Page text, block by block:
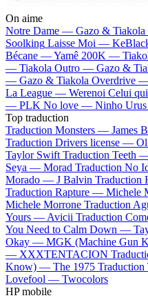
On aime
Notre Dame — Gazo & Tiakola
Soolking Laisse Moi —
Bécane —Yamê 200K —
— Tiakola Outro — Gazo &
— Gazo & Tiakola Overdrive
La League — Werenoi Celui
— PLK No love — Ninho
Top traduction
Traduction Monsters — James
Traduction Drivers license —
Taylor Swift Traduction Teeth
Seya — Morad Traduction No
Morado — J Balvin Traduction
Traduction Rapture — Michele
Michele Morrone Traduction
Yours — Avicii Traduction
You Need to Calm Down —
Okay — MGK (Machine Gun
— XXXTENTACION
Know) — The 1975
Lovefool — Twocolors
HP mobile